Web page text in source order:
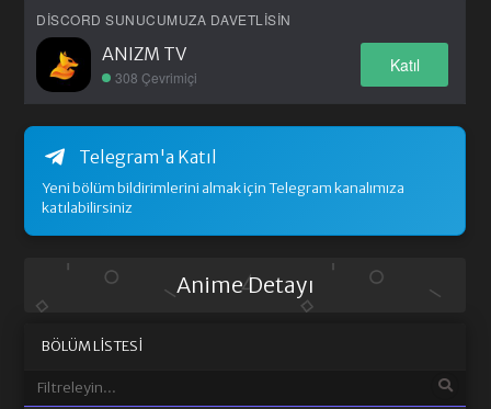
DISCORD SUNUCUMUZA DAVETLISIN
ANIZM TV
308 Çevrimiçi
Katıl
Telegram'a Katıl
Yeni bölüm bildirimlerini almak için Telegram kanalımıza
katılabilirsiniz
Anime Detayı
BÖLÜM LISTESI